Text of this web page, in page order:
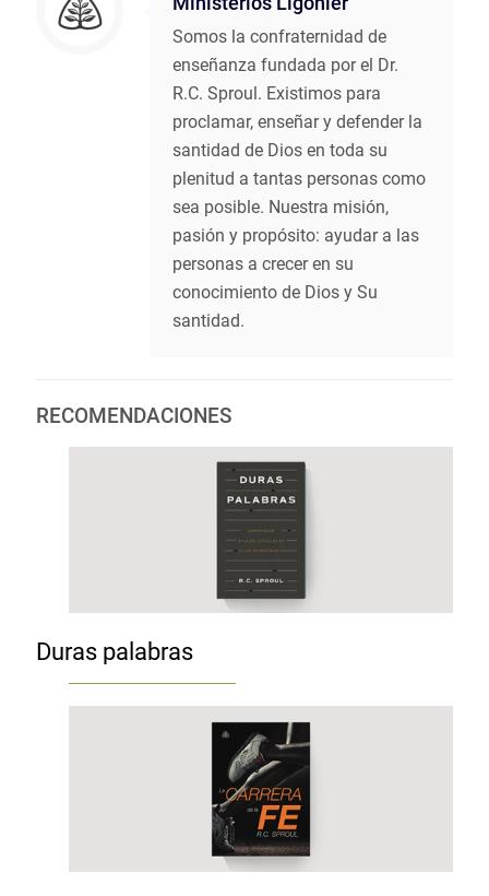
Somos la confraternidad de
enseñanza fundada por el Dr.
R.C. Sproul. Existimos para
proclamar, enseñar y defender la
santidad de Dios en toda su
plenitud a tantas personas como
sea posible. Nuestra misión,
pasión y propósito: ayudar a las
personas a crecer en su
conocimiento de Dios y Su
santidad.
RECOMENDACIONES
Duras palabras